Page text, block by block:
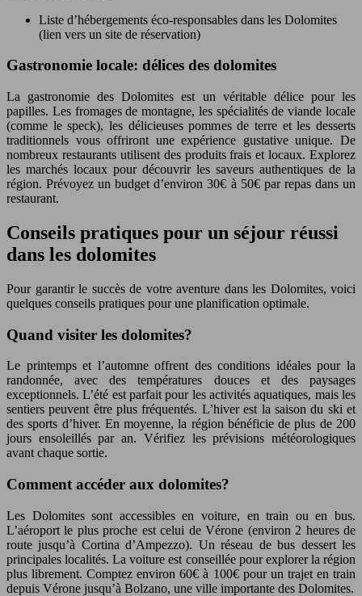
Liste d’hébergements éco-responsables dans les Dolomites
(lien vers un site de réservation)
Gastronomie locale: délices des dolomites
La gastronomie des Dolomites est un véritable délice pour les
papilles. Les fromages de montagne, les spécialités de viande locale
(comme le speck), les délicieuses pommes de terre et les desserts
traditionnels vous offriront une expérience gustative unique. De
nombreux restaurants utilisent des produits frais et locaux. Explorez
les marchés locaux pour découvrir les saveurs authentiques de la
région. Prévoyez un budget d’environ 30€ à 50€ par repas dans un
restaurant.
Conseils pratiques pour un séjour réussi
dans les dolomites
Pour garantir le succès de votre aventure dans les Dolomites, voici
quelques conseils pratiques pour une planification optimale.
Quand visiter les dolomites?
Le printemps et l’automne offrent des conditions idéales pour la
randonnée, avec des températures douces et des paysages
exceptionnels. L’été est parfait pour les activités aquatiques, mais les
sentiers peuvent être plus fréquentés. L’hiver est la saison du ski et
des sports d’hiver. En moyenne, la région bénéficie de plus de 200
jours ensoleillés par an. Vérifiez les prévisions météorologiques
avant chaque sortie.
Comment accéder aux dolomites?
Les Dolomites sont accessibles en voiture, en train ou en bus.
L’aéroport le plus proche est celui de Vérone (environ 2 heures de
route jusqu’à Cortina d’Ampezzo). Un réseau de bus dessert les
principales localités. La voiture est conseillée pour explorer la région
plus librement. Comptez environ 60€ à 100€ pour un trajet en train
depuis Vérone jusqu’à Bolzano, une ville importante des Dolomites.